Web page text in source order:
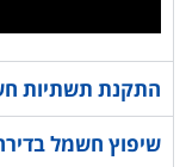
התקנת תשתיות
שיפוץ חשמל